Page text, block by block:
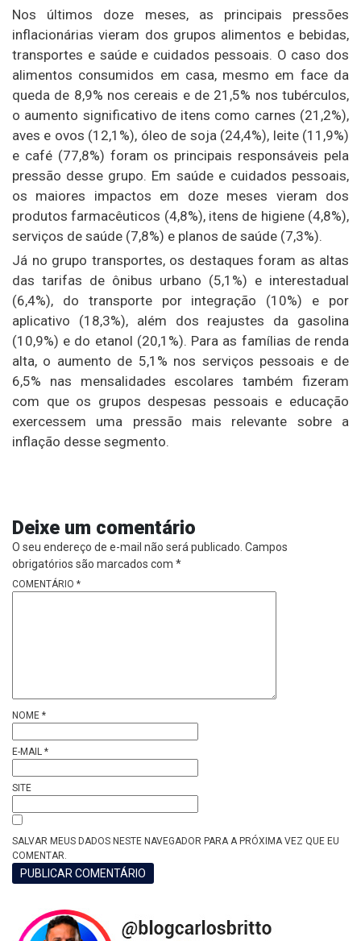
Nos últimos doze meses, as principais pressões
inflacionárias vieram dos grupos alimentos e bebidas,
transportes e saúde e cuidados pessoais. O caso dos
alimentos consumidos em casa, mesmo em face da
queda de 8,9% nos cereais e de 21,5% nos tubérculos,
o aumento significativo de itens como carnes (21,2%),
aves e ovos (12,1%), óleo de soja (24,4%), leite (11,9%)
e café (77,8%) foram os principais responsáveis pela
pressão desse grupo. Em saúde e cuidados pessoais,
os maiores impactos em doze meses vieram dos
produtos farmacêuticos (4,8%), itens de higiene (4,8%),
serviços de saúde (7,8%) e planos de saúde (7,3%).
Já no grupo transportes, os destaques foram as altas
das tarifas de ônibus urbano (5,1%) e interestadual
(6,4%), do transporte por integração (10%) e por
aplicativo (18,3%), além dos reajustes da gasolina
(10,9%) e do etanol (20,1%). Para as famílias de renda
alta, o aumento de 5,1% nos serviços pessoais e de
6,5% nas mensalidades escolares também fizeram
com que os grupos despesas pessoais e educação
exercessem uma pressão mais relevante sobre a
inflação desse segmento.
Deixe um comentário
O seu endereço de e-mail não será publicado. Campos
obrigatórios são marcados com *
COMENTÁRIO *
NOME *
E-MAIL *
SITE
SALVAR MEUS DADOS NESTE NAVEGADOR PARA A PRÓXIMA VEZ QUE EU
COMENTAR.